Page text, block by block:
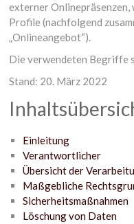
externer Onlinepräsenzen,
Profile (nachfolgend
„Onlineangebot“).
Die verwendeten Begriffe
Stand: 20. März 2022
Einleitung
Verantwortlicher
Übersicht der
Maßgebliche
Sicherheitsmaßnahmen
Löschung von Daten